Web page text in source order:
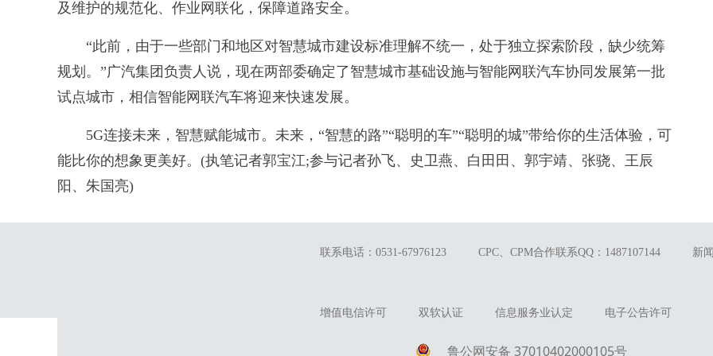
及维护的规范化、作业网联化，保障道路安全。
“此前，由于一些部门和地区对智慧城市建设标准理解不统一，处于独立探索阶段，缺少统筹
规划。”广汽集团负责人说，现在两部委确定了智慧城市基础设施与智能网联汽车协同发展第一批
试点城市，相信智能网联汽车将迎来快速发展。
5G连接未来，智慧赋能城市。未来，“智慧的路”“聪明的车”“聪明的城”带给你的生活体验，可
能比你的想象更美好。(执笔记者郭宝江;参与记者孙飞、史卫燕、白田田、郭宇靖、张骁、王辰
阳、朱国亮)
联系电话：0531-67976123 CPC、CPM合作联系QQ：1487107144 新
增值电信许可 双软认证 信息服务业认定 电子公告许可
鲁公网安备 37010402000105号